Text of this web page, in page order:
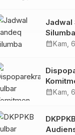
Jadwal
Tetap
calendar_month Kam,
calendar_month Kam,